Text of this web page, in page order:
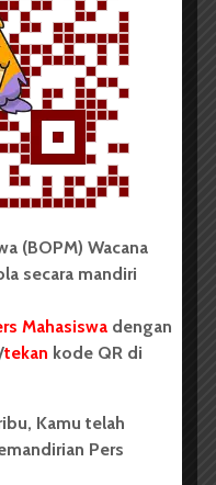
Tuntutan ke
Kamerawan:
Editor: Adinda
Gerakan
aksi...
(BOPM) Wacana
secara mandiri
Mahasiswa dengan
tekan kode QR di
Kamu telah
Pers